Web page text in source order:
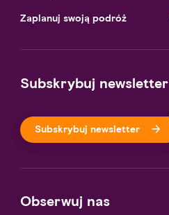
Zaplanuj swoją podróż
Subskrybuj newsletter
Subskrybuj newsletter
Obserwuj nas